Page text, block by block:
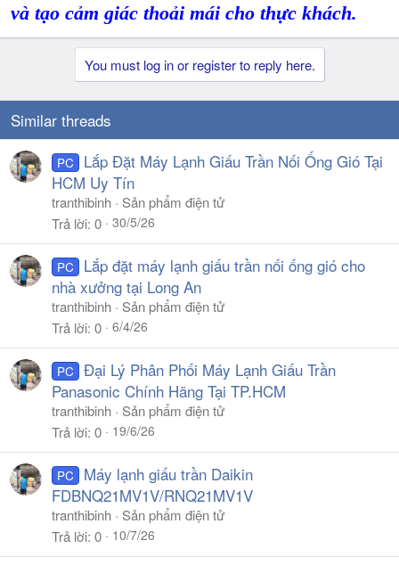
và tạo cảm giác thoải mái cho thực khách.
You must log in or register to reply here.
Similar threads
PC
Lắp Đặt Máy Lạnh Giấu Trần Nối Ống Gió Tại
HCM Uy Tín
tranthibinh
Sản phẩm điện tử
Trả lời 0 30/5/26
PC
Lắp đặt máy lạnh giấu trần nối ống gió cho
nhà xưởng tại Long An
tranthibinh
Sản phẩm điện tử
Trả lời 0 6/4/26
PC Đại Lý Phân Phối Máy Lạnh Giấu Trần
Panasonic Chính Hãng Tại TP.HCM
tranthibinh
Sản phẩm điện tử
Trả lời 0 19/6/26
PC
Máy lạnh giấu trần Daikin
FDBNQ21MV1V/RNQ21MV1V
tranthibinh
Sản phẩm điện tử
Trả lời 0 10/7/26